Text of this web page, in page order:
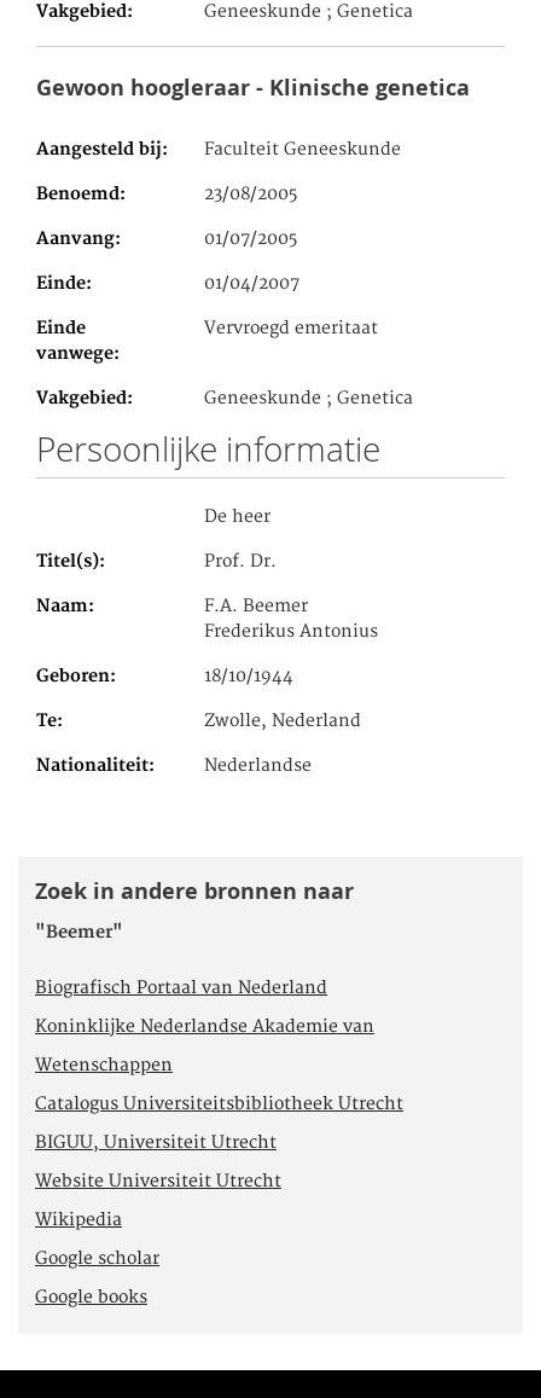
Vakgebied Geneeskunde ; Genetica
Gewoon hoogleraar - Klinische genetica
Aangesteld bij Faculteit Geneeskunde
Benoemd 23/08/2005
Aanvang 01/07/2005
Einde 01/04/2007
Einde
vanwege
Vervroegd emeritaat
Vakgebied Geneeskunde ; Genetica
Persoonlijke informatie
De heer
Titel(s) Prof. Dr.
Naam
F.A. Beemer
Frederikus Antonius
Geboren 18/10/1944
Te Zwolle, Nederland
Nationaliteit Nederlandse
Zoek in andere bronnen naar
"Beemer"
Biografisch Portaal van Nederland
Koninklijke Nederlandse Akademie van
Wetenschappen
Catalogus Universiteitsbibliotheek Utrecht
BIGUU, Universiteit Utrecht
Website Universiteit Utrecht
Wikipedia
Google scholar
Google books